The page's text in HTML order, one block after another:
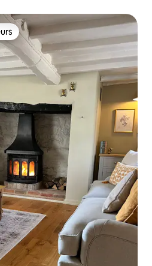
les plus aimés